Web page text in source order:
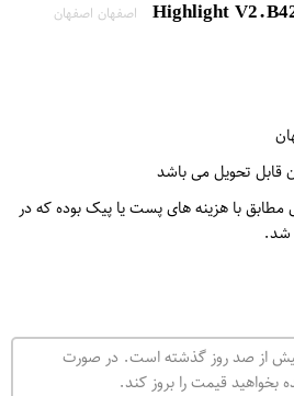
اصفهان اصفهان
قابل تحویل می باشد
مطابق با هزینه های پست یا پیک بوده که در
شد.
بیش از صد روز گذشته است. در صورت
بخواهید قیمت را بروز کند.